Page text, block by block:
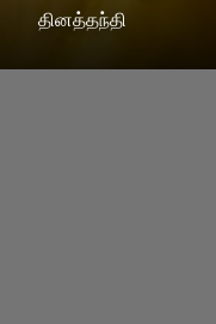
தினத்தந்தி